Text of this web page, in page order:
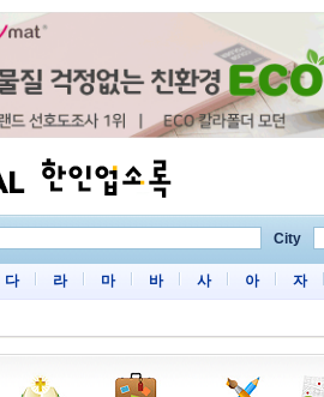
City
다 라 마 바 사 아 자